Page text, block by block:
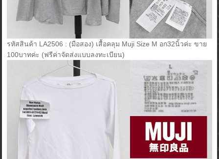
รหัสสินค้า LA2506 : (มือสอง) เสื้อคลุม Muji Size M อก32นิ้วค่ะ ขาย
100บาทค่ะ (ฟรีค่าจัดส่งแบบลงทะเบียน)